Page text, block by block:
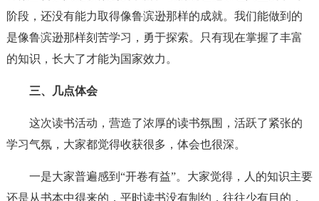
阶段，还没有能力取得像鲁滨逊那样的成就。我们能做到的
是像鲁滨逊那样刻苦学习，勇于探索。只有现在掌握了丰富
的知识，长大了才能为国家效力。
三、几点体会
这次读书活动，营造了浓厚的读书氛围，活跃了紧张的
学习气氛，大家都觉得收获很多，体会也很深。
一是大家普遍感到“开卷有益”。大家觉得，人的知识主要
还是从书本中得来的，平时读书没有制约，往往少有目的，